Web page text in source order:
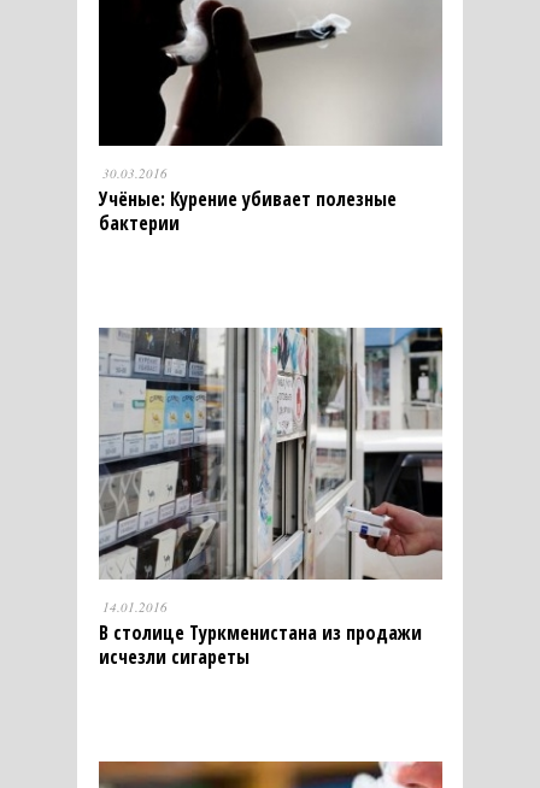
30.03.2016
Учёные: Курение убивает полезные
бактерии
14.01.2016
В столице Туркменистана из продажи
исчезли сигареты